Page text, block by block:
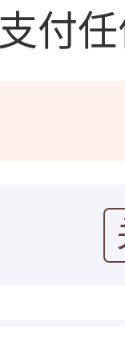
付任